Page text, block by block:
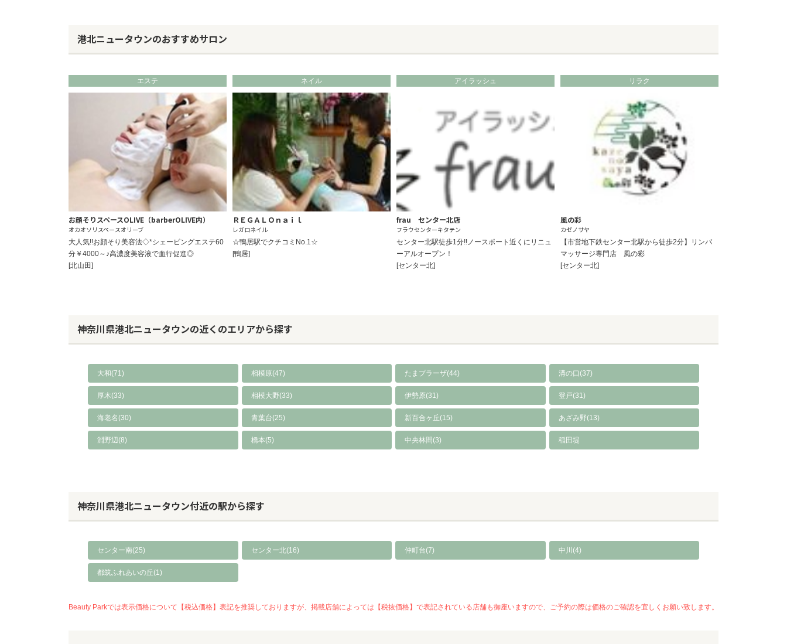
港北ニュータウンのおすすめサロン
エステ
お顔そりスペースOLIVE（barberOLIVE内）
オカオソリスペースオリーブ
大人気!!お顔そり美容法◇*シェービングエステ60
分￥4000～♪高濃度美容液で血行促進◎
[北山田]
ネイル
ＲＥＧＡＬＯｎａｉｌ
レガロネイル
☆鴨居駅でクチコミNo.1☆
[鴨居]
アイラッシュ
frau センター北店
フラウセンターキタテン
センター北駅徒歩1分!!ノースポート近くにリニュ
ーアルオープン！
[センター北]
リラク
風の彩
カゼノサヤ
【市営地下鉄センター北駅から徒歩2分】リンパ
マッサージ専門店 風の彩
[センター北]
神奈川県港北ニュータウンの近くのエリアから探す
大和(71) 相模原(47) たまプラーザ(44) 溝の口(37)
厚木(33) 相模大野(33) 伊勢原(31) 登戸(31)
海老名(30) 青葉台(25) 新百合ヶ丘(15) あざみ野(13)
淵野辺(8) 橋本(5) 中央林間(3) 稲田堤
神奈川県港北ニュータウン付近の駅から探す
センター南(25) センター北(16) 仲町台(7) 中川(4)
都筑ふれあいの丘(1)
Beauty Parkでは表示価格について【税込価格】表記を推奨しておりますが、掲載店舗によっては【税抜価格】で表記されている店舗も御座いますので、ご予約の際は価格のご確認を宜しくお願い致します。